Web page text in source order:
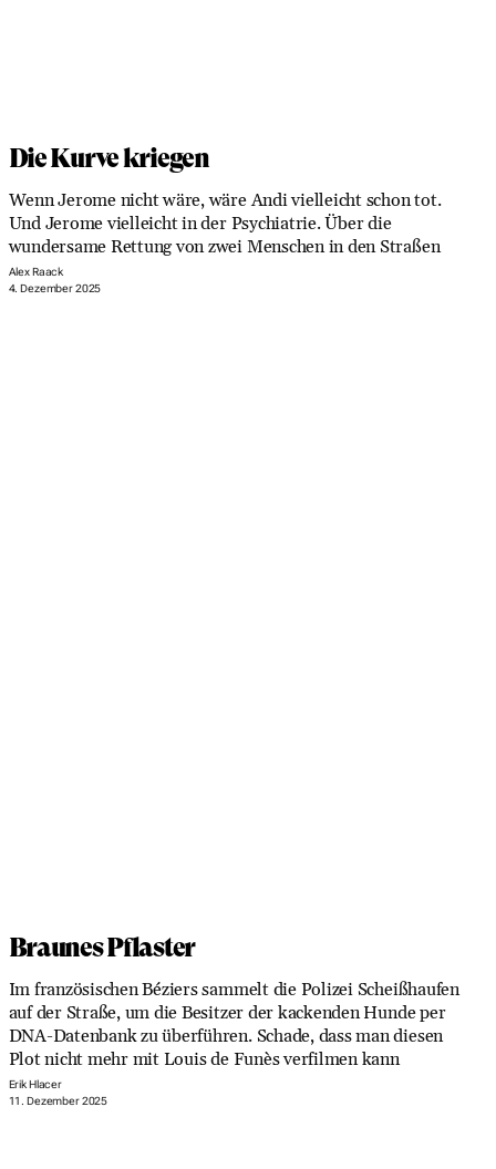
Die Kurve kriegen
Wenn Jerome nicht wäre, wäre Andi vielleicht schon tot.
Und Jerome vielleicht in der Psychiatrie. Über die
wundersame Rettung von zwei Menschen in den Straßen
Alex Raack
4. Dezember 2025
Braunes Pflaster
Im französischen Béziers sammelt die Polizei Scheißhaufen
auf der Straße, um die Besitzer der kackenden Hunde per
DNA-Datenbank zu überführen. Schade, dass man diesen
Plot nicht mehr mit Louis de Funès verfilmen kann
Erik Hlacer
11. Dezember 2025